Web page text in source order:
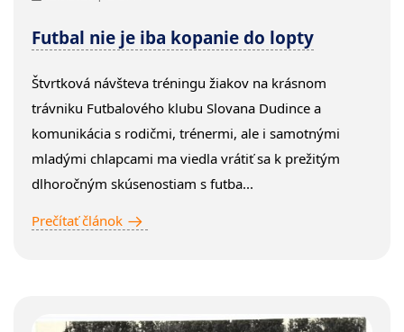
Futbal nie je iba kopanie do lopty
Štvrtková návšteva tréningu žiakov na krásnom
trávniku Futbalového klubu Slovana Dudince a
komunikácia s rodičmi, trénermi, ale i samotnými
mladými chlapcami ma viedla vrátiť sa k prežitým
dlhoročným skúsenostiam s futba...
Prečítať článok